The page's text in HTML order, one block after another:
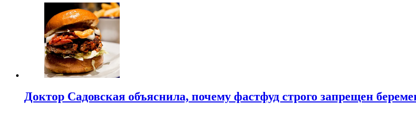
Доктор Садовская объяснила, почему фастфуд строго запрещен